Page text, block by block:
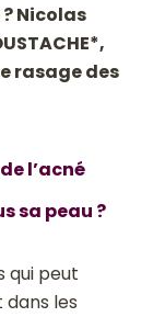
Nicolas
rasage des
l’acné
sa peau ?
qui peut
dans les